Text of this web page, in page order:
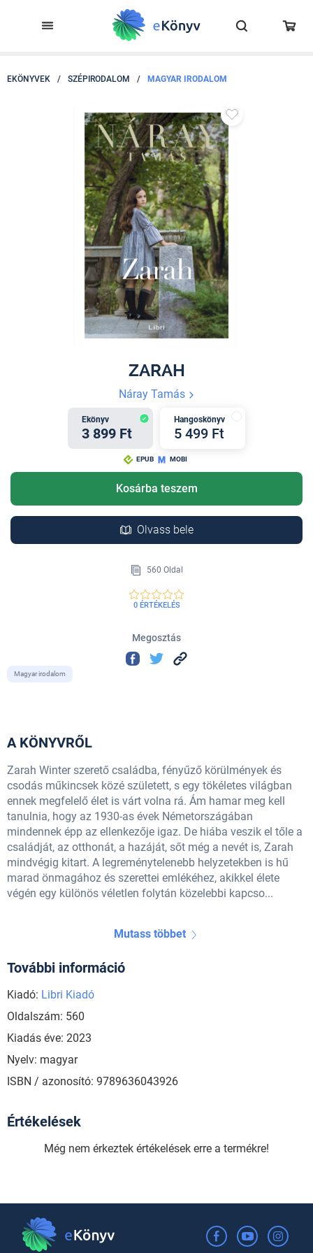
EKÖNYVEK / SZÉPIRODALOM / MAGYAR IRODALOM
ZARAH
Náray Tamás
Ekönyv
3 899 Ft
Hangoskönyv
5 499 Ft
EPUB MOBI
Kosárba teszem
Olvass bele
560 Oldal
0 ÉRTÉKELÉS
Megosztás
Magyar irodalom
A KÖNYVRŐL
Zarah Winter szerető családba, fényűző körülmények és
csodás műkincsek közé született, s egy tökéletes világban
ennek megfelelő élet is várt volna rá. Ám hamar meg kell
tanulnia, hogy az 1930-as évek Németországában
mindennek épp az ellenkezője igaz. De hiába veszik el tőle a
családját, az otthonát, a hazáját, sőt még a nevét is, Zarah
mindvégig kitart. A legreménytelenebb helyzetekben is hű
marad önmagához és szerettei emlékéhez, akikkel élete
végén egy különös véletlen folytán közelebbi kapcso...
Mutass többet
További információ
Kiadó: Libri Kiadó
Oldalszám: 560
Kiadás éve: 2023
Nyelv: magyar
ISBN / azonosító: 9789636043926
Értékelések
Még nem érkeztek értékelések erre a termékre!